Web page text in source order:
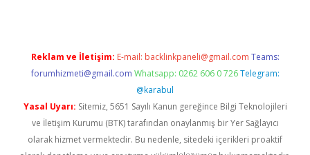
Reklam ve İletişim: E-mail: backlinkpaneli@gmail.com Teams:
forumhizmeti@gmail.com Whatsapp: 0262 606 0 726 Telegram:
@karabul
Yasal Uyarı: Sitemiz, 5651 Sayılı Kanun gereğince Bilgi Teknolojileri
ve İletişim Kurumu (BTK) tarafından onaylanmış bir Yer Sağlayıcı
olarak hizmet vermektedir. Bu nedenle, sitedeki içerikleri proaktif